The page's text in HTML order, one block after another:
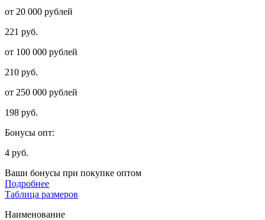
от 20 000 рублей
221 руб.
от 100 000 рублей
210 руб.
от 250 000 рублей
198 руб.
Бонусы опт:
4 руб.
Ваши бонусы при покупке оптом
Подробнее
Таблица размеров
Наименование